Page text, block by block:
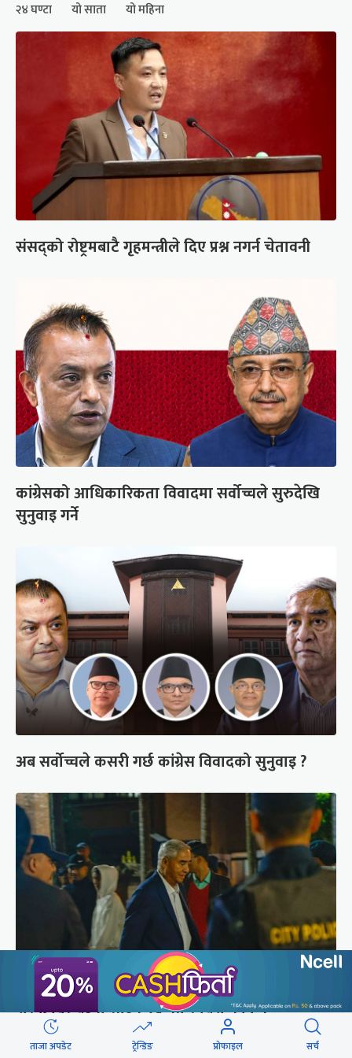
२४ घण्टा यो साता यो महिना
संसद्को रोष्ट्रमबाटै गृहमन्त्रीले दिए प्रश्न नगर्न चेतावनी
कांग्रेसको आधिकारिकता विवादमा सर्वोच्चले सुरुदेखि
सुनुवाइ गर्ने
अब सर्वोच्चले कसरी गर्छ कांग्रेस विवादको सुनुवाइ ?
शेरबहादुर देउवा साउन २६ गते स्वदेश फर्किने
ताजा अपडेट ट्रेन्डिङ प्रोफाइल सर्च